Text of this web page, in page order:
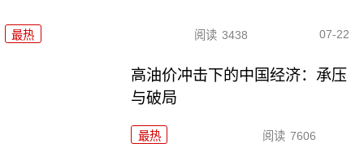
最热 阅读 3438 07-22
高油价冲击下的中国经济：承压
与破局
最热 阅读 7606